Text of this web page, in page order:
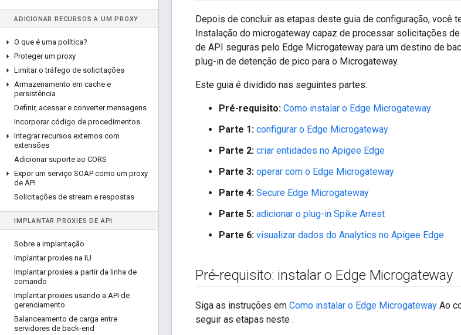
ADICIONAR RECURSOS A UM PROXY
O que é uma política?
Proteger um proxy
Limitar o tráfego de solicitações
Armazenamento em cache e
persistência
Definir, acessar e converter mensagens
Incorporar código de procedimentos
Integrar recursos externos com
extensões
Adicionar suporte ao CORS
Expor um serviço SOAP como um proxy
de API
Solicitações de stream e respostas
IMPLANTAR PROXIES DE API
Sobre a implantação
Implantar proxies na IU
Implantar proxies a partir da linha de
comando
Implantar proxies usando a API de
gerenciamento
Balanceamento de carga entre
servidores de back-end
Depois de concluir as etapas deste guia de configuração, você
Instalação do microgateway capaz de processar solicitações
de API seguras pelo Edge Microgateway para um destino de
plug-in de detenção de pico para o Microgateway.
Este guia é dividido nas seguintes partes:
Pré-requisito: Como instalar o Edge Microgateway
Parte 1: configurar o Edge Microgateway
Parte 2: criar entidades no Apigee Edge
Parte 3: operar com o Edge Microgateway
Parte 4: Secure Edge Microgateway
Parte 5: adicionar o plug-in Spike Arrest
Parte 6: visualizar dados do Analytics no Apigee Edge
Pré-requisito: instalar o Edge Microgateway
Siga as instruções em Como instalar o Edge Microgateway Ao
seguir as etapas neste .